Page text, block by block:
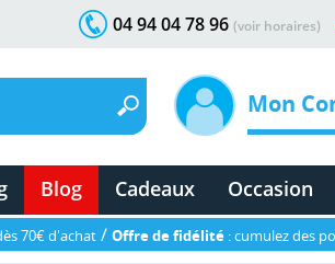
04 94 04 78 96 (voir horaires)
Mon
Blog Cadeaux Occasion
70€ d'achat / Offre de fidélité : cumulez des